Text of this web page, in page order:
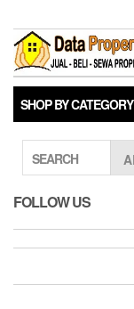
SHOP BY CATEGORY
SEARCH
FOLLOW US